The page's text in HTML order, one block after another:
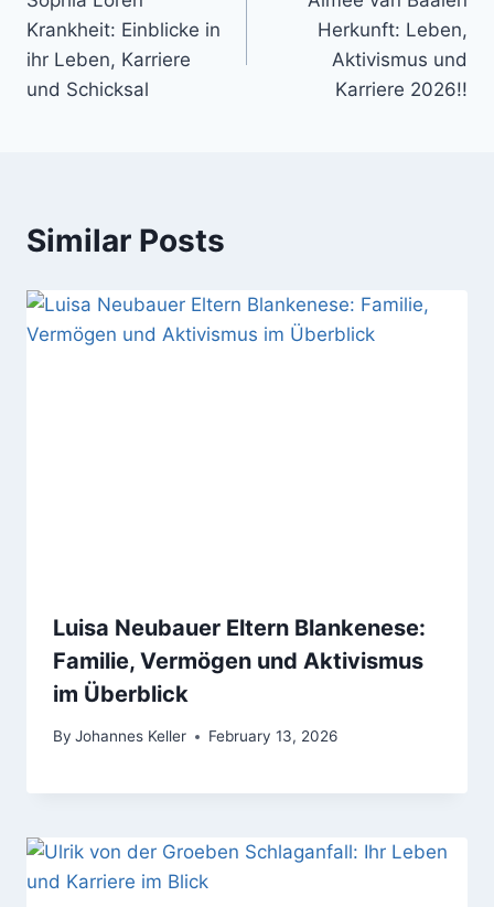
navigation
Krankheit: Einblicke in
ihr Leben, Karriere
und Schicksal
Herkunft: Leben,
Aktivismus und
Karriere 2026!!
Similar Posts
Luisa Neubauer Eltern Blankenese:
Familie, Vermögen und Aktivismus
im Überblick
By Johannes Keller February 13, 2026